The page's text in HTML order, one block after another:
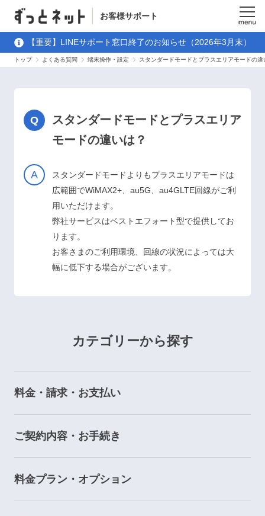
お客様サポート
メニュ
ー
【重要】LINEサポート窓口終了のお知らせ（2026年3月末）
トップ よくある質問 端末操作・設定 スタンダードモードとプラスエリアモードの違
スタンダードモードとプラスエリア
モードの違いは？
スタンダードモードよりもプラスエリアモードは
広範囲でWiMAX2+、au5G、au4GLTE回線がご利
用いただけます。
弊社サービスはベストエフォート型で提供してお
ります。
お客さまのご利用環境、回線の状況によっては大
幅に低下する場合がございます。
カテゴリーから探す
料金・請求・お支払い
ご契約内容・お手続き
料金プラン・オプション